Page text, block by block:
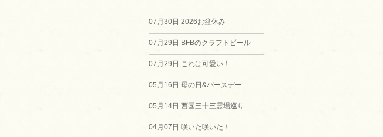
07月30日 2026お盆休み
07月29日 BFBのクラフトビール
07月29日 これは可愛い！
05月16日 母の日&バースデー
05月14日 西国三十三霊場巡り
04月07日 咲いた咲いた！